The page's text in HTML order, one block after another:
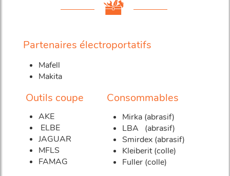
Partenaires électroportatifs
Mafell
Makita
Outils coupe
AKE
ELBE
JAGUAR
MFLS
FAMAG
Consommables
Mirka (abrasif)
LBA (abrasif)
Smirdex (abrasif)
Kleiberit (colle)
Fuller (colle)